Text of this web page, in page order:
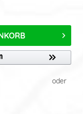
oder